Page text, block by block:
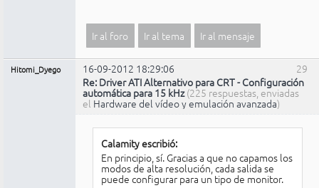
Ir al foro Ir al tema Ir al mensaje
29
Hitomi_Dyego
16-09-2012 18:29:06
Re: Driver ATI Alternativo para CRT - Configuración
automática para 15 kHz (225 respuestas, enviadas
el Hardware del vídeo y emulación avanzada)
Calamity escribió:
En principio, sí. Gracias a que no capamos los
modos de alta resolución, cada salida se
puede configurar para un tipo de monitor.